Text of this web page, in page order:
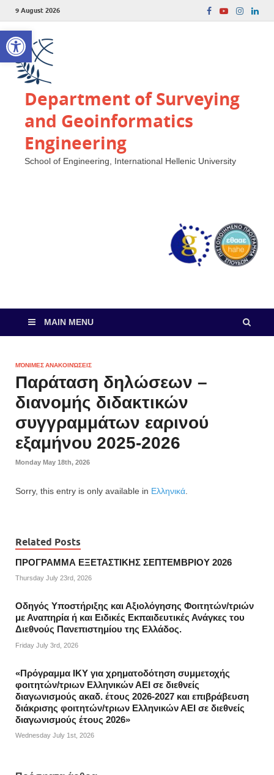
Open toolbar
9 August 2026
Department of Surveying
and Geoinformatics
Engineering
School of Engineering, International Hellenic University
MAIN MENU
ΜΌΝΙΜΕΣ ΑΝΑΚΟΙΝΏΣΕΙΣ
Παράταση δηλώσεων –
διανομής διδακτικών
συγγραμμάτων εαρινού
εξαμήνου 2025-2026
Monday May 18th, 2026
Sorry, this entry is only available in Ελληνικά
Related Posts
ΠΡΟΓΡΑΜΜΑ ΕΞΕΤΑΣΤΙΚΗΣ ΣΕΠΤΕΜΒΡΙΟΥ 2026
Thursday July 23rd, 2026
Οδηγός Υποστήριξης και Αξιολόγησης Φοιτητών/τριών
με Αναπηρία ή και Ειδικές Εκπαιδευτικές Ανάγκες του
Διεθνούς Πανεπιστημίου της Ελλάδος.
Friday July 3rd, 2026
«Πρόγραμμα ΙΚΥ για χρηματοδότηση συμμετοχής
φοιτητών/τριων Ελληνικών ΑΕΙ σε διεθνείς
διαγωνισμούς ακαδ. έτους 2026-2027 και επιβράβευση
διάκρισης φοιτητών/τριων Ελληνικών ΑΕΙ σε διεθνείς
διαγωνισμούς έτους 2026»
Wednesday July 1st, 2026